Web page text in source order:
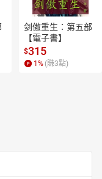
剑傲重生：第五部
【電子書】
$315
1 % (賺3點)